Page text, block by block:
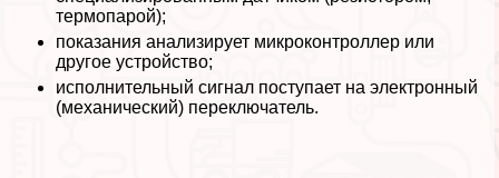
термопарой);
показания анализирует микроконтроллер или
другое устройство;
исполнительный сигнал поступает на электронный
(механический) переключатель.